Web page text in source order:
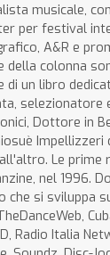
musicale,
per festival
A&R e
della colonna
di un libro
selezionatore
Dottore in
Impellizzeri
Le prime
nel 1996.
che si sviluppa
Radio Italia